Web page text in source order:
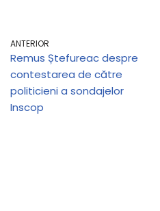
ANTERIOR
Remus Ștefureac despre
contestarea de către
politicieni a sondajelor
Inscop